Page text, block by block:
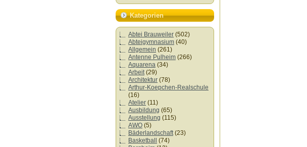
Kategorien
Abtei Brauweiler (502)
Abteigymnasium (40)
Allgemein (261)
Antenne Pulheim (266)
Aquarena (34)
Arbeit(29)
Architektur (78)
Arthur-Koepchen-Realschule
(16)
Atelier (11)
Ausbildung (65)
Ausstellung (115)
AWO (5)
Bäderlandschaft(23)
Basketball
(74)